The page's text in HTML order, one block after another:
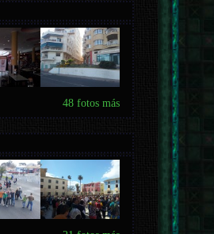
48 fotos más